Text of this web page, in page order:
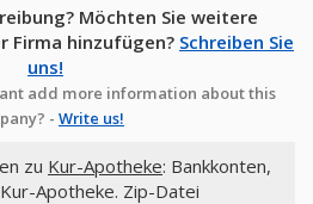
Möchten Sie weitere
Firma hinzufügen? Schreiben Sie
uns!
add more information about this
- Write us!
zu Kur-Apotheke: Bankkonten,
Apotheke. Zip-Datei